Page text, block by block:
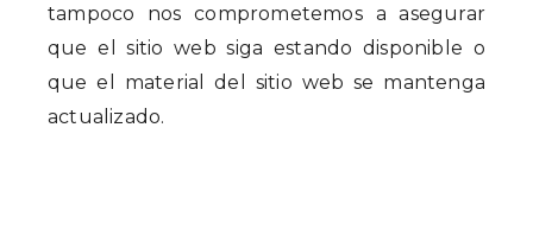
tampoco nos comprometemos a asegurar
que el sitio web siga estando disponible o
que el material del sitio web se mantenga
actualizado.